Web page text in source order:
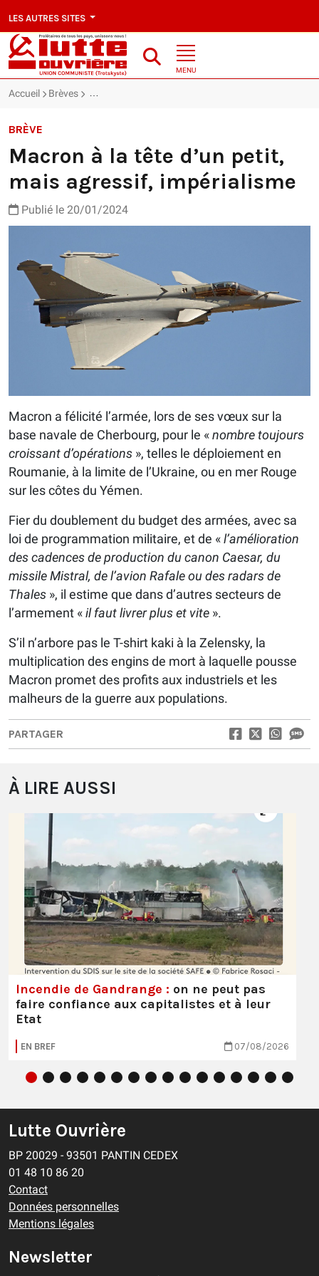
LES AUTRES SITES
MENU
Accueil Brèves Macron à la tête d’un petit, mais agressif,
BRÈVE
Macron à la tête d’un petit,
mais agressif, impérialisme
Publié le 20/01/2024
Macron a félicité l’armée, lors de ses vœux sur la
base navale de Cherbourg, pour le «nombre toujours
croissant d’opérations », telles le déploiement en
Roumanie, à la limite de l’Ukraine, ou en mer Rouge
sur les côtes du Yémen.
Fier du doublement du budget des armées, avec sa
loi de programmation militaire, et de «l’amélioration
des cadences de production du canon Caesar, du
missile Mistral, de l’avion Rafale ou des radars de
Thales », il estime que dans d’autres secteurs de
l’armement «il faut livrer plus et vite ».
S’il n’arbore pas le T-shirt kaki à la Zelensky, la
multiplication des engins de mort à laquelle pousse
Macron promet des profits aux industriels et les
malheurs de la guerre aux populations.
PARTAGER
À LIRE AUSSI
Incendie de Gandrange : on ne peut pas
faire confiance aux capitalistes et à leur
Etat
EN BREF 07/08/2026
Lutte Ouvrière
BP 20029 - 93501 PANTIN CEDEX
01 48 10 86 20
Contact
Données personnelles
Mentions légales
Newsletter